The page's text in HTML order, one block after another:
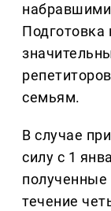
Подготовка
семьям.
В случае
силу с 1
полученные
течение